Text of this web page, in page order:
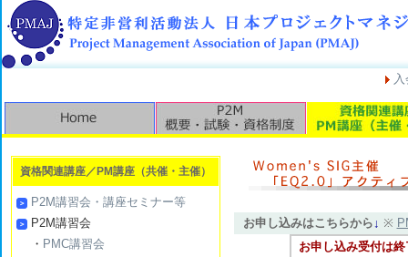
資格関連講座／PM講座（共催・主催）
P2M講習会・講座セミナー等
P2M講習会
・ PMC講習会
お申し込みはこちらから↓ ※
お申し込み受付は